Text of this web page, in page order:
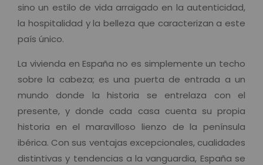
sino un estilo de vida arraigado en la autenticidad,
la hospitalidad y la belleza que caracterizan a este
país único.
La vivienda en España no es simplemente un techo
sobre la cabeza; es una puerta de entrada a un
mundo donde la historia se entrelaza con el
presente, y donde cada casa cuenta su propia
historia en el maravilloso lienzo de la península
ibérica. Con sus ventajas excepcionales, cualidades
distintivas y tendencias a la vanguardia, España se